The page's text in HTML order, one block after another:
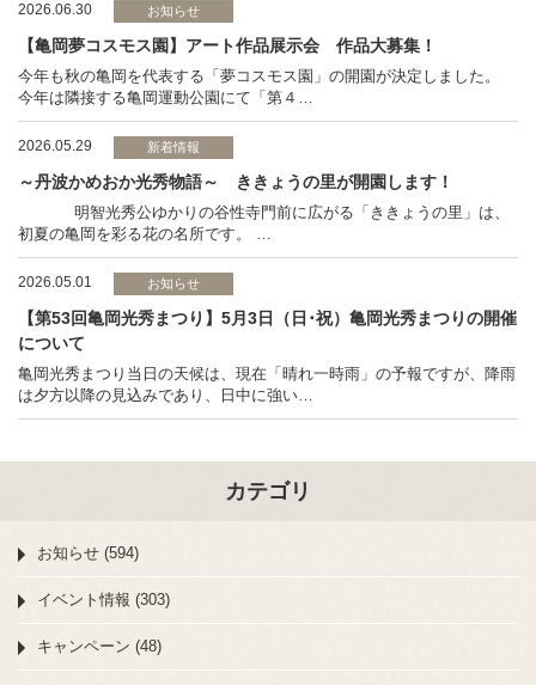
2026.06.30 お知らせ
【亀岡夢コスモス園】アート作品展示会 作品大募集！
今年も秋の亀岡を代表する「夢コスモス園」の開園が決定しました。
今年は隣接する亀岡運動公園にて「第４…
2026.05.29 新着情報
～丹波かめおか光秀物語～ ききょうの里が開園します！
明智光秀公ゆかりの谷性寺門前に広がる「ききょうの里」は、
初夏の亀岡を彩る花の名所です。 …
2026.05.01 お知らせ
【第53回亀岡光秀まつり】5月3日（日･祝）亀岡光秀まつりの開催
について
亀岡光秀まつり当日の天候は、現在「晴れ一時雨」の予報ですが、降雨
は夕方以降の見込みであり、日中に強い…
カテゴリ
お知らせ (594)
イベント情報 (303)
キャンペーン (48)